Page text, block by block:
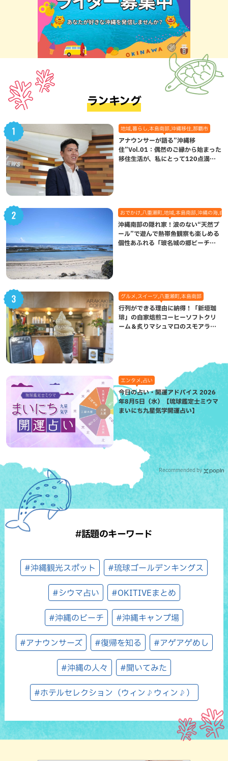
ランキング
地域,暮らし,本島南部,沖縄移住,那覇市
アナウンサーが語る”沖縄移
住”Vol.01：偶然のご縁から始まった
移住生活が、私にとって120点満点
おでかけ,八重瀬町,地域,本島南部,沖縄の海,自
沖縄南部の隠れ家！波のない“天然プ
ール”で遊んで熱帯魚観察も楽しめる
個性あふれる「玻名城の郷ビーチ」
グルメ,スイーツ,八重瀬町,本島南部
行列ができる理由に納得！「新垣珈
琲」の自家焙煎コーヒーソフトクリ
ーム＆炙りマシュマロのスモアラテ
エンタメ,占い
今日の占い・開運アドバイス 2026
年8月5日（水）【琉球鑑定士ミウマ
まいにち九星気学開運占い】
Recommended by
#話題のキーワード
#沖縄観光スポット #琉球ゴールデンキングス
#シウマ占い #OKITIVEまとめ
#沖縄のビーチ #沖縄キャンプ場
#アナウンサーズ #復帰を知る #アゲアゲめし
#沖縄の人々 #聞いてみた
#ホテルセレクション（ウィン♪ウィン♪）